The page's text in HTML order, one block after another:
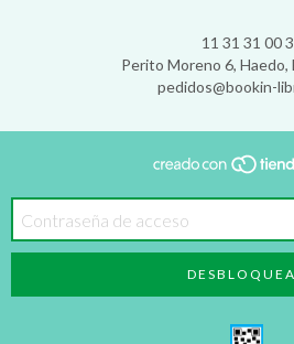
11 31 31 00
Perito Moreno 6, Haedo,
pedidos@bookin-